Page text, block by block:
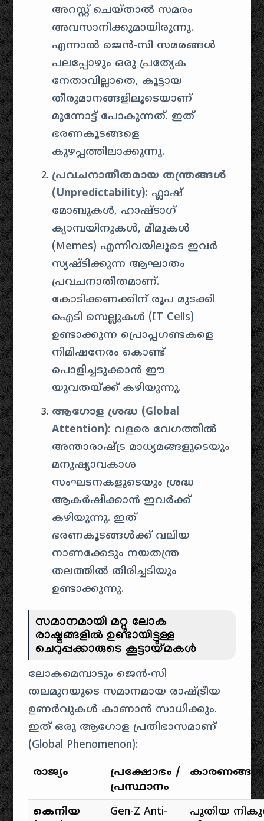
അറസ്റ്റ് ചെയ്താൽ സമരം
അവസാനിക്കുമായിരുന്നു.
എന്നാൽ ജെൻ-സി സമരങ്ങൾ
പലപ്പോഴും ഒരു പ്രത്യേക
നേതാവില്ലാതെ, കൂട്ടായ
തീരുമാനങ്ങളിലൂടെയാണ്
മുന്നോട്ട് പോകുന്നത്. ഇത്
ഭരണകൂടങ്ങളെ
കുഴപ്പത്തിലാക്കുന്നു.
പ്രവചനാതീതമായ തന്ത്രങ്ങൾ
(Unpredictability): ഫ്ലാഷ്
മോബുകൾ, ഹാഷ്‌ടാഗ്
ക്യാമ്പയിനുകൾ, മീമുകൾ
(Memes) എന്നിവയിലൂടെ ഇവർ
സൃഷ്ടിക്കുന്ന ആഘാതം
പ്രവചനാതീതമാണ്.
കോടിക്കണക്കിന് രൂപ മുടക്കി
ഐടി സെല്ലുകൾ (IT Cells)
ഉണ്ടാക്കുന്ന പ്രൊപ്പഗണ്ടകളെ
നിമിഷനേരം കൊണ്ട്
പൊളിച്ചടുക്കാൻ ഈ
യുവതയ്ക്ക് കഴിയുന്നു.
ആഗോള ശ്രദ്ധ (Global
Attention): വളരെ വേഗത്തിൽ
അന്താരാഷ്ട്ര മാധ്യമങ്ങളുടെയും
മനുഷ്യാവകാശ
സംഘടനകളുടെയും ശ്രദ്ധ
ആകർഷിക്കാൻ ഇവർക്ക്
കഴിയുന്നു. ഇത്
ഭരണകൂടങ്ങൾക്ക് വലിയ
നാണക്കേടും നയതന്ത്ര
തലത്തിൽ തിരിച്ചടിയും
ഉണ്ടാക്കുന്നു.
സമാനമായി മറ്റു ലോക
രാഷ്ട്രങ്ങളിൽ ഉണ്ടായിട്ടുള്ള
ചെറുപ്പക്കാരുടെ കൂട്ടായ്മകൾ
ലോകമെമ്പാടും ജെൻ-സി
തലമുറയുടെ സമാനമായ രാഷ്ട്രീയ
ഉണർവുകൾ കാണാൻ സാധിക്കും.
ഇത് ഒരു ആഗോള പ്രതിഭാസമാണ്
(Global Phenomenon):
രാജ്യം
പ്രക്ഷോഭം /
പ്രസ്ഥാനം
കാരണങ്ങൾ
കെനിയ
Gen-Z Anti-
പുതിയ